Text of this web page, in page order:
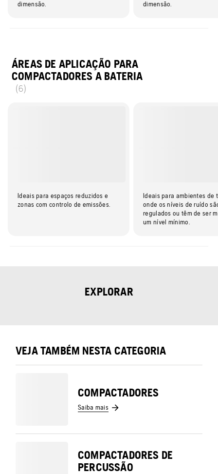
dimensão. dimensão.
ÁREAS DE APLICAÇÃO PARA
COMPACTADORES A BATERIA
(6)
Ideais para espaços reduzidos e
zonas com controlo de emissões.
Ideais para ambientes de
onde os níveis de ruído
regulados ou têm de ser
um nível mínimo.
EXPLORAR
VEJA TAMBÉM NESTA CATEGORIA
COMPACTADORES
Saiba mais
COMPACTADORES DE
PERCUSSÃO